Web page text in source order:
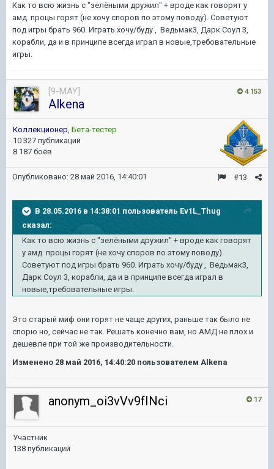
Как то всю жизнь с "зелёными дружил" + вроде как говорят у
амд процы горят (не хочу споров по этому поводу). Советуют
под игры брать 960. Играть хочу/буду , Ведьмак3, Дарк Соул 3,
корабли, да и в принципе всегда играл в новые,требовательные
игры.
4 153
[9-MAY]
Alkena
Коллекционер, Бета-тестер
10 327 публикаций
8 187 боёв
#13
Опубликовано: 28 май 2016, 14:40:01
В 28.05.2016 в 14:38:01 пользователь Ev1L_Thug
сказал:
Как то всю жизнь с "зелёными дружил" + вроде как говорят
у амд процы горят (не хочу споров по этому поводу).
Советуют под игры брать 960. Играть хочу/буду , Ведьмак3,
Дарк Соул 3, корабли, да и в принципе всегда играл в
новые,требовательные игры.
Это старый миф они горят не чаще других, раньше так было не
спорю но, сейчас не так. Решать конечно вам, но АМД не плох и
дешевле при той же производительности.
Изменено 28 май 2016, 14:40:20 пользователем Alkena
17
anonym_oi3vVv9fINci
Участник
138 публикаций